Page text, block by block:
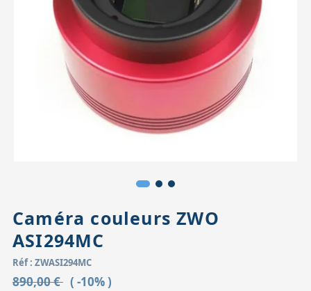
Accessoires pour montures
Têtes
Pièces détachées
Caméra couleurs ZWO
ASI294MC
Réf : ZWASI294MC
890,00 € ( -10% )